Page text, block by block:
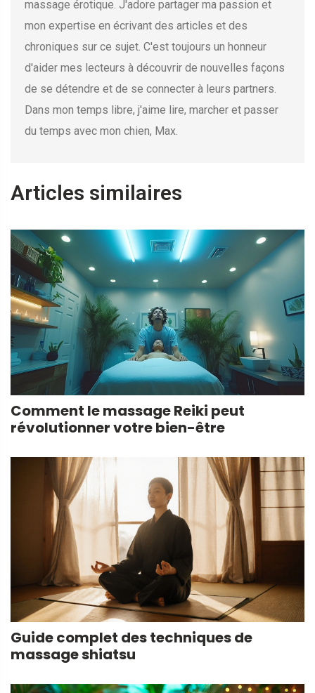
massage érotique. J'adore partager ma passion et
mon expertise en écrivant des articles et des
chroniques sur ce sujet. C'est toujours un honneur
d'aider mes lecteurs à découvrir de nouvelles façons
de se détendre et de se connecter à leurs partners.
Dans mon temps libre, j'aime lire, marcher et passer
du temps avec mon chien, Max.
Articles similaires
Comment le massage Reiki peut
révolutionner votre bien-être
Guide complet des techniques de
massage shiatsu